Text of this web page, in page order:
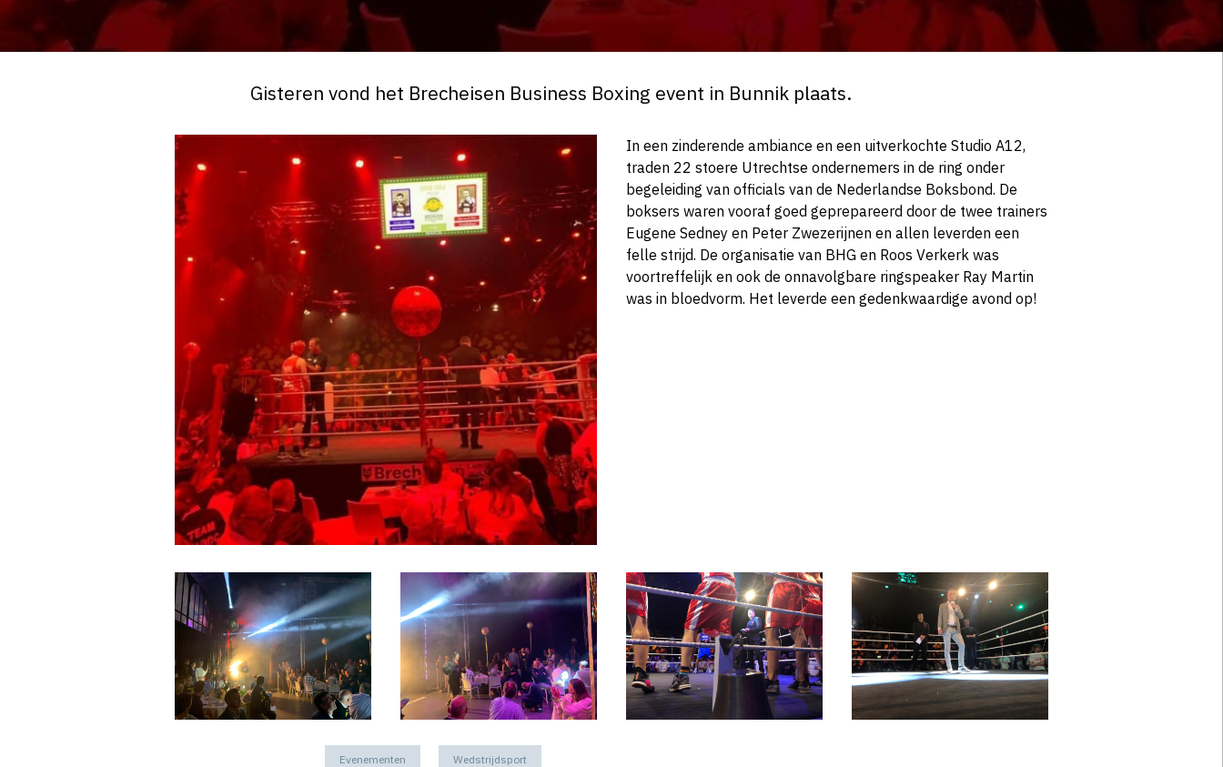
Gisteren vond het Brecheisen Business Boxing event in Bunnik plaats.
In een zinderende ambiance en een uitverkochte Studio A12,
traden 22 stoere Utrechtse ondernemers in de ring onder
begeleiding van officials van de Nederlandse Boksbond. De
boksers waren vooraf goed geprepareerd door de twee trainers
Eugene Sedney en Peter Zwezerijnen en allen leverden een
felle strijd. De organisatie van BHG en Roos Verkerk was
voortreffelijk en ook de onnavolgbare ringspeaker Ray Martin
was in bloedvorm. Het leverde een gedenkwaardige avond op!
Evenementen Wedstrijdsport